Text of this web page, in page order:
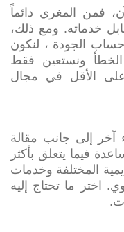
فمن المغري دائماً
خدماته. ومع ذلك،
الجودة ، لنكون
ونستعين فقط
على الأقل في مجال
إلى جانب مقالة
فيما يتعلق بأكثر
المختلفة وخدمات
اختر ما تحتاج إليه